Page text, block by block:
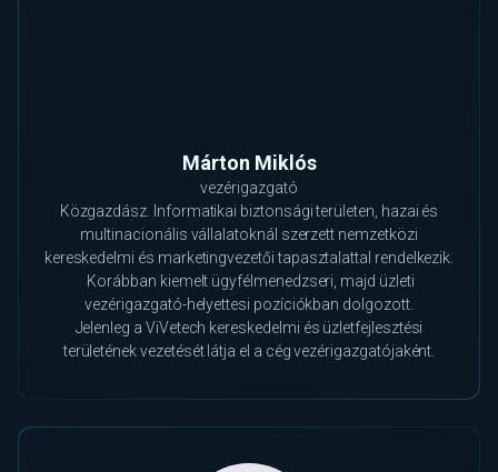
Márton Miklós
vezérigazgató
Közgazdász. Informatikai biztonsági területen, hazai és
multinacionális vállalatoknál szerzett nemzetközi
kereskedelmi és marketingvezetői tapasztalattal rendelkezik.
Korábban kiemelt ügyfélmenedzseri, majd üzleti
vezérigazgató-helyettesi pozíciókban dolgozott.
Jelenleg a ViVetech kereskedelmi és üzletfejlesztési
területének vezetését látja el a cég vezérigazgatójaként.